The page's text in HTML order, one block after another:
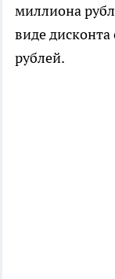
миллиона
виде
рублей.